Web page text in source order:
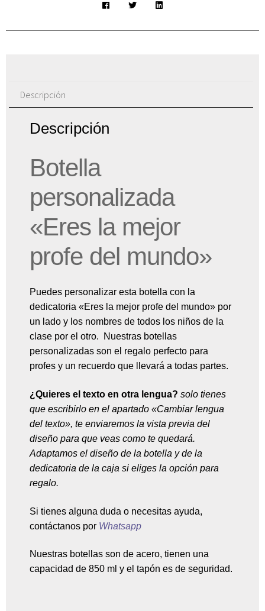
Descripción
Descripción
Botella
personalizada
«Eres la mejor
profe del mundo»
Puedes personalizar esta botella con la
dedicatoria «Eres la mejor profe del mundo» por
un lado y los nombres de todos los niños de la
clase por el otro. Nuestras botellas
personalizadas son el regalo perfecto para
profes y un recuerdo que llevará a todas partes.
¿Quieres el texto en otra lengua? solo tienes
que escribirlo en el apartado «Cambiar lengua
del texto», te enviaremos la vista previa del
diseño para que veas como te quedará.
Adaptamos el diseño de la botella y de la
dedicatoria de la caja si eliges la opción para
regalo.
Si tienes alguna duda o necesitas ayuda,
contáctanos por Whatsapp
Nuestras botellas son de acero, tienen una
capacidad de 850 ml y el tapón es de seguridad.